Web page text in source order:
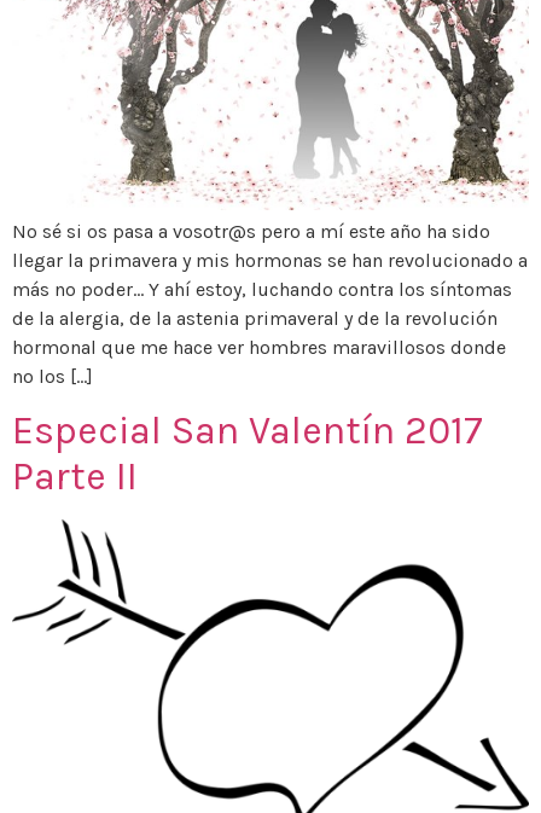
No sé si os pasa a vosotr@s pero a mí este año ha sido
llegar la primavera y mis hormonas se han revolucionado a
más no poder… Y ahí estoy, luchando contra los síntomas
de la alergia, de la astenia primaveral y de la revolución
hormonal que me hace ver hombres maravillosos donde
no los […]
Especial San Valentín 2017
Parte II